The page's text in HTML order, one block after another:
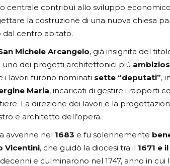
centrale contribuì allo sviluppo
la costruzione di una nuova chiesa
dal centro abitato.
Michele Arcangelo, già insignita del
dei progetti architettonici più
i lavori furono nominati sette “deputati”,
Maria, incaricati di gestire i rapporti
La direzione dei lavori e la
e architetto dell’opera.
avvenne nel 1683 e fu solennemente
Vicentini, che guidò la diocesi tra il 1671 e il
e culminarono nel 1747, anno in cui